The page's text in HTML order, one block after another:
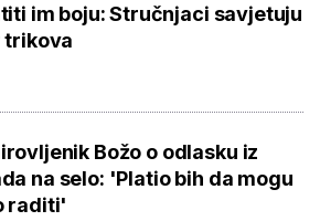
im boju: Stručnjaci savjetuju
trikova
Božo o odlasku iz
na selo: 'Platio bih da mogu
raditi'